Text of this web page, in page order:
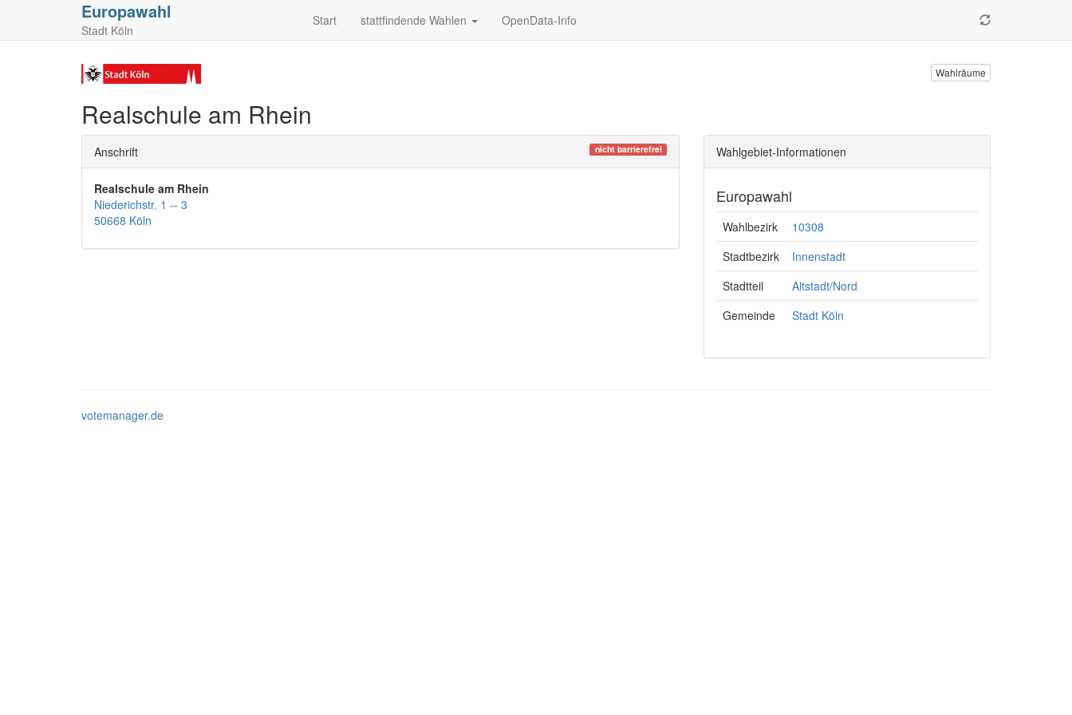
Europawahl
Stadt Köln
Start stattfindende Wahlen OpenData-Info
Wahlräume
Realschule am Rhein
Anschrift nicht barrierefrei
Realschule am Rhein
Niederichstr. 1 -- 3
50668 Köln
Wahlgebiet-Informationen
Europawahl
Wahlbezirk
10308
Stadtbezirk
Innenstadt
Stadtteil
Altstadt/Nord
Gemeinde
Stadt Köln
votemanager.de